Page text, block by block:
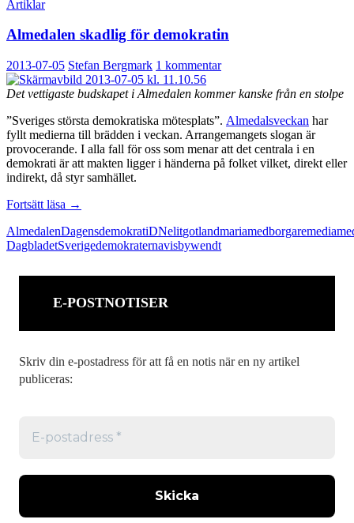
Artiklar
Almedalen skadlig för demokratin
2013-07-05 Stefan Bergmark 1 kommentar
Det vettigaste budskapet i Almedalen kommer kanske från en stolpe
”Sveriges största demokratiska mötesplats”. Almedalsveckan har
fyllt medierna till brädden i veckan. Arrangemangets slogan är
provocerande. I alla fall för oss som menar att det centrala i en
demokrati är att makten ligger i händerna på folket vilket, direkt eller
indirekt, då styr samhället.
Fortsätt läsa Almedalen
för
demokratin
→
AlmedalenDagensdemokratiDNelitgotlandmariamedborgaremedia
DagbladetSverigedemokraternavisbywendt
E-POSTNOTISER
Skriv din e-postadress för att få en notis när en ny artikel
publiceras: